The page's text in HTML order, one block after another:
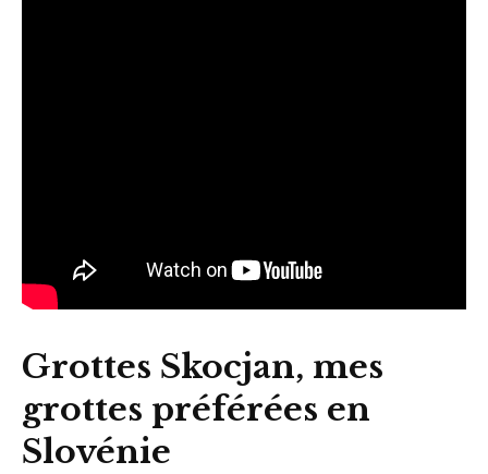
Grottes Skocjan, mes
grottes préférées en
Slovénie